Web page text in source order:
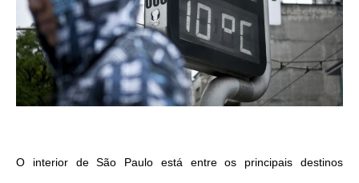
O interior de São Paulo está entre os principais destinos